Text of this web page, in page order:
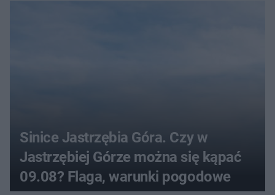
Sinice Jastrzębia Góra. Czy w
Jastrzębiej Górze można się kąpać
09.08? Flaga, warunki pogodowe